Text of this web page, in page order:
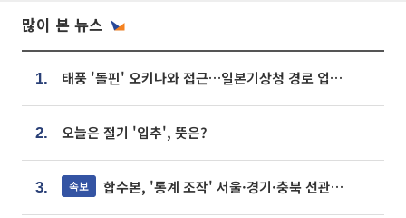
많이 본 뉴스
1. 태풍 '돌핀' 오키나와 접근…일본기상청 경로 업데이트
2. 오늘은 절기 '입추', 뜻은?
3. 속보 합수본, '통계 조작' 서울·경기·충북 선관위 등 추가 압수수색